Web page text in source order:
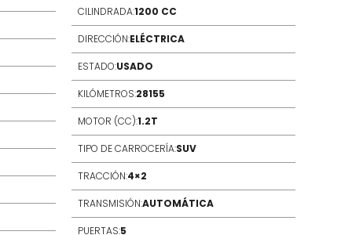
CILINDRADA:1200 CC
DIRECCIÓN:ELÉCTRICA
ESTADO:USADO
KILÓMETROS:28155
MOTOR (CC):1.2T
TIPO DE CARROCERÍA:SUV
TRACCIÓN:4×2
TRANSMISIÓN:AUTOMÁTICA
PUERTAS:5